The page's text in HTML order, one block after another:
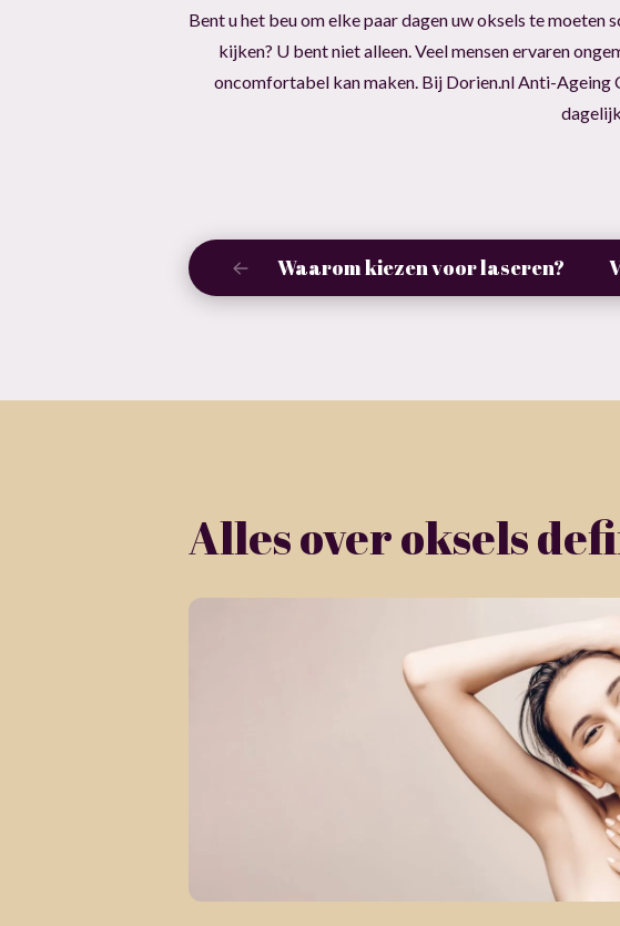
Bent u het beu om elke paar dagen uw oksels te
kijken? U bent niet alleen. Veel mensen ervaren
oncomfortabel kan maken. Bij Dorien.nl Anti-Ageing
Waarom kiezen voor laseren?
Alles over oksels